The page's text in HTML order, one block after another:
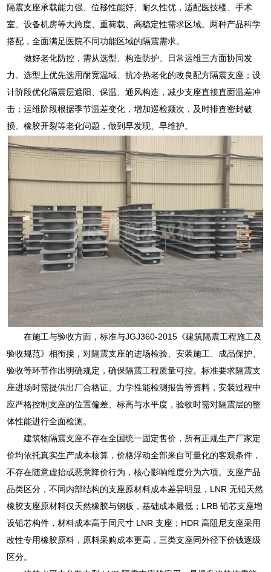
隔震支座承载能力强、位移性能好、耐久性优，适配医技楼、手术
室、设备机房等大跨度、重荷载、高稳定性需求区域。两种产品科学
搭配，全面满足医院不同功能区域的隔震需求。
做好老化防控，需从选型、构造防护、日常运维三方面协同发
力。选型上优先选用耐宽温域、抗冷热老化的改良配方隔震支座；设
计阶段优化隔震层遮阳、保温、通风构造，减少支座直接直面温差冲
击；运维阶段根据季节温差变化，增加巡检频次，及时排查密封破
损、橡胶开裂等老化问题，做到早发现、早维护。
在施工与验收方面，标准与JGJ360-2015《建筑隔震工程施工及
验收规范》相衔接，对隔震支座的进场检验、安装施工、成品保护、
验收等环节作出明确规定，确保隔震工程质量可控。标准要求隔震支
座进场时需提供出厂合格证、力学性能检测报告等资料，安装过程中
应严格控制支座的位置偏差、标高与水平度，验收时需对隔震层的整
体性能进行全面检测。
建筑物隔震支座不存在全国统一固定售价，所有正规生产厂家定
价均依托真实生产成本核算，价格浮动全部来自可量化的客观条件，
不存在随意虚抬或恶意降价行为，核心影响维度分为六项。支座产品
品类区分，不同内部结构的支座原材料成本差异明显，LNR 无铅天然
橡胶支座原材料仅天然橡胶与钢板，基础成本最低；LRB 铅芯支座增
设铅芯构件，材料成本高于同尺寸 LNR 支座；HDR 高阻尼支座采用
改性专用橡胶原料，原料采购成本更高，三类支座同外径下价钱逐级
区分。